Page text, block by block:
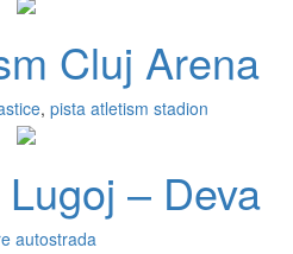
Cluj Arena
, pista atletism stadion
– Deva
autostrada